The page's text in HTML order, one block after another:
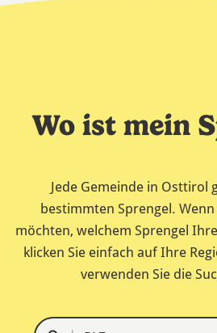
Wo ist mein
Jede Gemeinde in Osttirol
bestimmten Sprengel.
möchten, welchem Sprengel
klicken Sie einfach auf Ihre
verwenden Sie die